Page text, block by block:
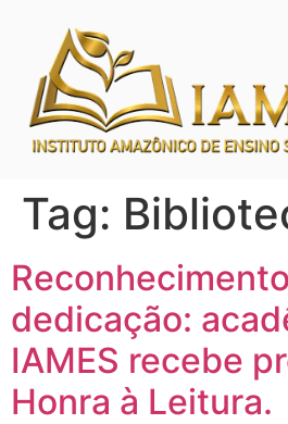
Tag:
dedicação:
IAMES recebe
Honra à Leitura.